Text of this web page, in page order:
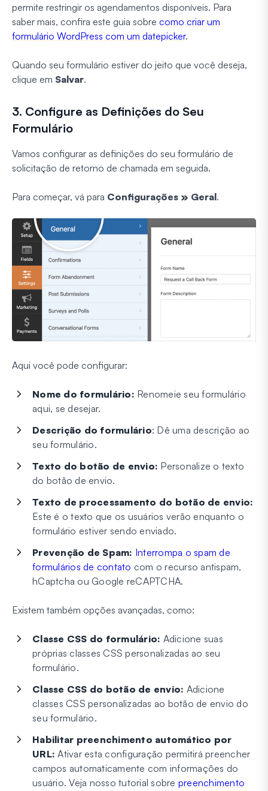
permite restringir os agendamentos disponíveis. Para
saber mais, confira este guia sobre como criar um
formulário WordPress com um datepicker.
Quando seu formulário estiver do jeito que você deseja,
clique em Salvar.
3. Configure as Definições do Seu
Formulário
Vamos configurar as definições do seu formulário de
solicitação de retorno de chamada em seguida.
Para começar, vá para Configurações » Geral.
Aqui você pode configurar:
Nome do formulário: Renomeie seu formulário
aqui, se desejar.
Descrição do formulário: Dê uma descrição ao
seu formulário.
Texto do botão de envio: Personalize o texto
do botão de envio.
Texto de processamento do botão de envio:
Este é o texto que os usuários verão enquanto o
formulário estiver sendo enviado.
Prevenção de Spam: Interrompa o spam de
formulários de contato com o recurso antispam,
hCaptcha ou Google reCAPTCHA.
Existem também opções avançadas, como:
Classe CSS do formulário: Adicione suas
próprias classes CSS personalizadas ao seu
formulário.
Classe CSS do botão de envio: Adicione
classes CSS personalizadas ao botão de envio do
seu formulário.
Habilitar preenchimento automático por
URL: Ativar esta configuração permitirá preencher
campos automaticamente com informações do
usuário. Veja nosso tutorial sobre preenchimento